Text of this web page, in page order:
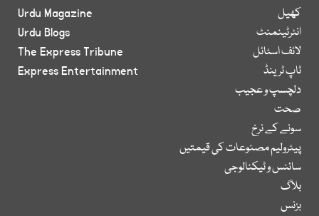
کھیل
انٹرٹینمنٹ
لائف اسٹائل
ٹاپ ٹرینڈ
دلچسپ و عجیب
صحت
سونے کے نرخ
پیٹرولیم مصنوعات کی قیمتیں
سائنس و ٹیکنالوجی
بلاگ
بزنس
Urdu Magazine
Urdu Blogs
The Express Tribune
Express Entertainment